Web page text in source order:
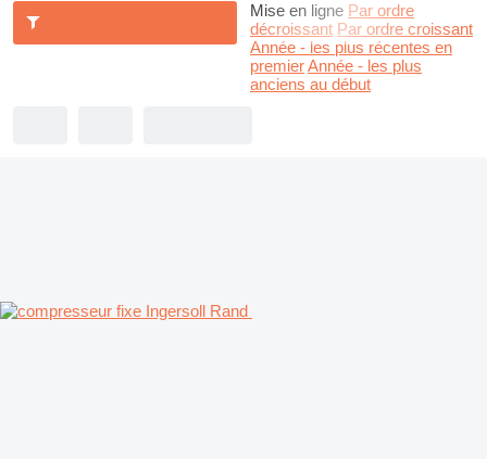
Mise en ligne Par ordre
décroissant Par ordre croissant
Année - les plus récentes en
premierAnnée - les plus
anciens au début